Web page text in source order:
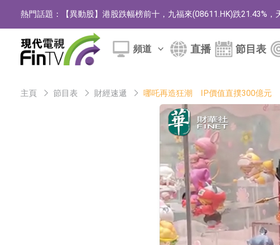
熱門話題： 【異動股】港股跌幅榜前十，九福來(08611.HK)跌21.43%
【異動股】港股漲幅榜前十，佳明集團控股(01271.HK)漲
斯迪克：公司為國內摺疊屏核心功能材料供應商
聚辰股份：公司VPD芯片已順利通過目標客戶的測試認證
上期所：7月份對11個實際控制關系賬戶組採取限制開倉的
特發服務：成功中標嗶哩嗶哩上海濱江總部物業服務項目
亞太股份：公司是零跑汽車和Stellantis集團的供應商
理工雷科面向邊緣AI場景推出"山海"系列智算模組 系列產品
【異動股】醫療研發外包板塊拉升，博騰股份(300363.CN)漲
依米康：海外交付以東南亞、中東市場為主 並已取得歐美相
頻道 直播 節目表
主頁 節目表 財經速遞 哪吒再造狂潮 IP價值直撲300億元